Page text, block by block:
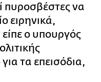
πυροσβέστες να
ειρηνικά,
ο υπουργός
τα επεισόδια,